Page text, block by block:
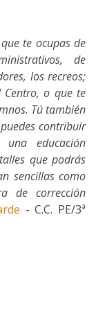
te ocupas de
de
los recreos;
o que te
Tú también
contribuir
educación
que podrás
sencillas como
de corrección
- C.C. PE/3ª